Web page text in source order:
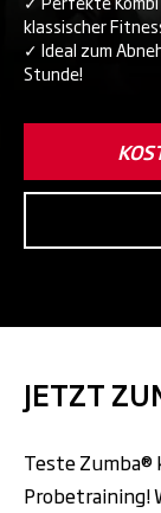
klassischer
✓ Ideal zum
Stunde!
JETZT
Teste Zumba®
Probetraining!